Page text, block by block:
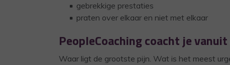
gebrekkige prestaties
praten over elkaar en niet met elkaar
PeopleCoaching coacht je
Waar ligt de grootste pijn. Wat is het meest